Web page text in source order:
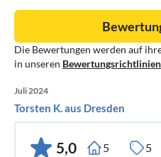
Die Bewertungen werden auf
in unseren Bewertungsrichtlinien
Juli 2024
Torsten K. aus Dresden
5,0 5 5